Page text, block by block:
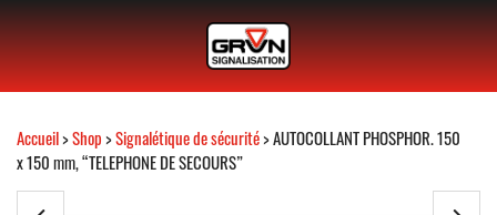
Accueil>Shop>Signalétique de sécurité> AUTOCOLLANT PHOSPHOR. 150
x 150 mm, “TELEPHONE DE SECOURS”